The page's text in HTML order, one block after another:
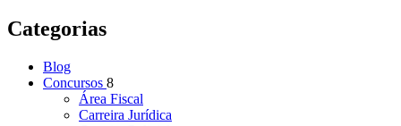
Categorias
Blog
Concursos 8
Área Fiscal
Carreira Jurídica